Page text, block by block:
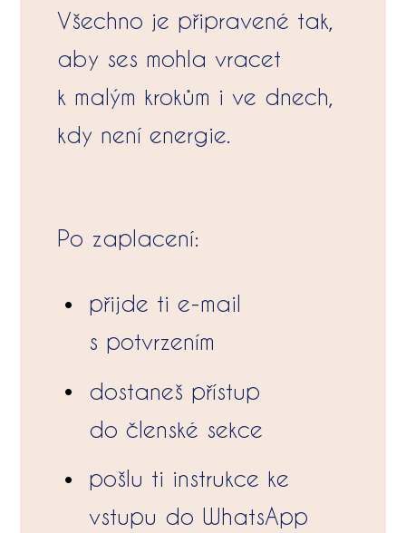
Všechno je připravené tak,
aby ses mohla vracet
k malým krokům i ve dnech,
kdy není energie.
Po zaplacení:
přijde ti e-mail
s potvrzením
dostaneš přístup
do členské sekce
pošlu ti instrukce ke
vstupu do WhatsApp